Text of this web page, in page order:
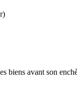
biens avant son